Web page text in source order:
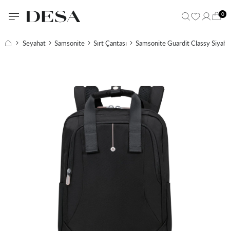
0
Seyahat Samsonite Sırt Çantası